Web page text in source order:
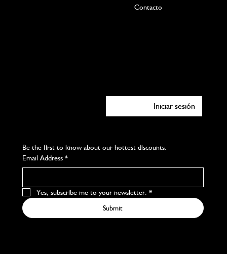
Contacto
Iniciar sesión
Email Address *
Yes, subscribe me to your newsletter. *
Submit